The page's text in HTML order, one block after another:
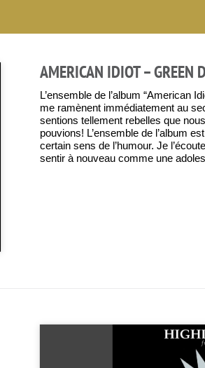
AMERICAN IDIOT – GREEN
L’ensemble de l’album “American
me ramènent immédiatement au
sentions tellement rebelles que
pouvions! L’ensemble de l’album
certain sens de l’humour. Je
sentir à nouveau comme une